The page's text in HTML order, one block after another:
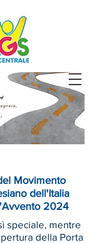
Movimento
dell'Italia
2024
speciale, mentre
della Porta